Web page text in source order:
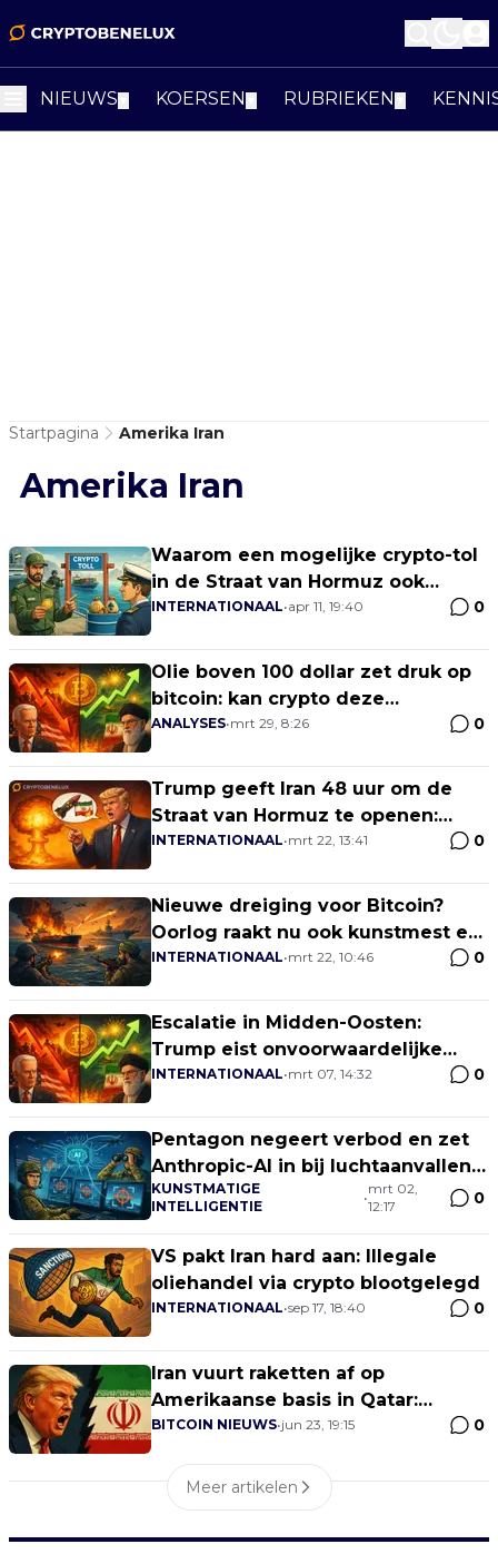
NIEUWS KOERSEN RUBRIEKEN
Startpagina Amerika Iran
Amerika Iran
Waarom een mogelijke crypto-tol
in de Straat van Hormuz ook
Rotterdam en Antwerpen raakt
INTERNATIONAAL•apr 11, 19:40 0
Olie boven 100 dollar zet druk op
bitcoin: kan crypto deze
macrostorm doorstaan?
ANALYSES•mrt 29, 8:26 0
Trump geeft Iran 48 uur om de
Straat van Hormuz te openen:
waarom Europese beurzen en
INTERNATIONAAL•mrt 22, 13:41 0
Nieuwe dreiging voor Bitcoin?
Oorlog raakt nu ook kunstmest en
voedselprijzen
INTERNATIONAAL•mrt 22, 10:46 0
Escalatie in Midden-Oosten:
Trump eist onvoorwaardelijke
overgave Iran, BTC houdt stand
INTERNATIONAAL•mrt 07, 14:32 0
Pentagon negeert verbod en zet
Anthropic-AI in bij luchtaanvallen
op Iran
KUNSTMATIGE
INTELLIGENTIE
•
mrt 02,
12:17
0
VS pakt Iran hard aan: Illegale
oliehandel via crypto blootgelegd
INTERNATIONAAL•sep 17, 18:40 0
Iran vuurt raketten af op
Amerikaanse basis in Qatar:
Bitcoin reageert met daling onder
BITCOIN NIEUWS•jun 23, 19:15 0
Meer artikelen